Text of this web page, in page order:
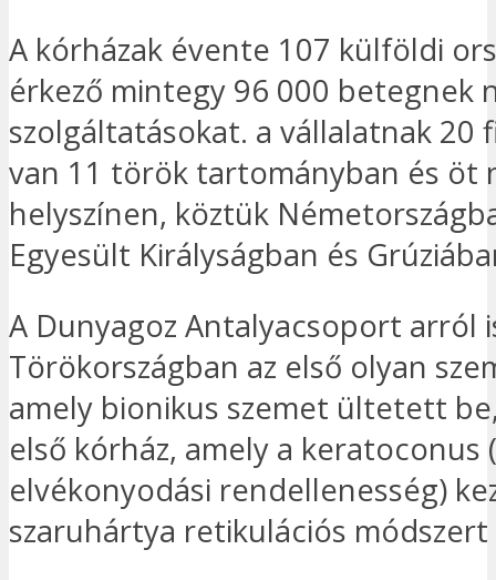
A kórházak évente 107 külföldi
érkező mintegy 96 000 betegnek
szolgáltatásokat. a vállalatnak 20
van 11 török tartományban és öt
helyszínen, köztük
Egyesült Királyságban és
A Dunyagoz Antalyacsoport arról
Törökországban az első olyan
amely bionikus szemet ültetett
első kórház, amely a keratoconus
elvékonyodási rendellenesség)
szaruhártya retikulációs módszert